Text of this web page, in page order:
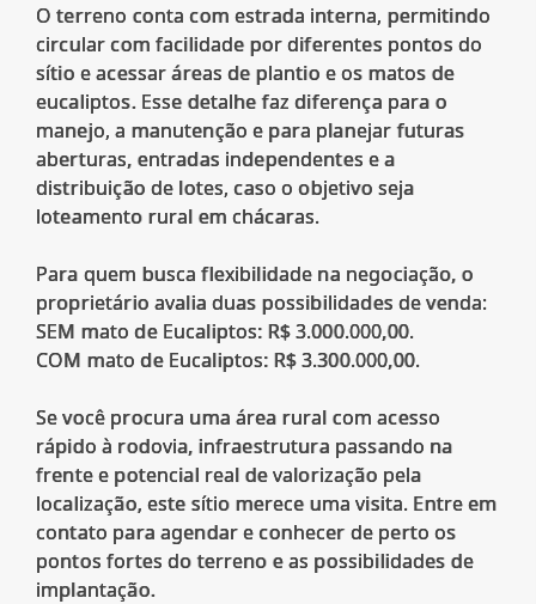
O terreno conta com estrada interna, permitindo
circular com facilidade por diferentes pontos do
sítio e acessar áreas de plantio e os matos de
eucaliptos. Esse detalhe faz diferença para o
manejo, a manutenção e para planejar futuras
aberturas, entradas independentes e a
distribuição de lotes, caso o objetivo seja
loteamento rural em chácaras.
Para quem busca flexibilidade na negociação, o
proprietário avalia duas possibilidades de venda:
SEM mato de Eucaliptos: R$ 3.000.000,00.
COM mato de Eucaliptos: R$ 3.300.000,00.
Se você procura uma área rural com acesso
rápido à rodovia, infraestrutura passando na
frente e potencial real de valorização pela
localização, este sítio merece uma visita. Entre em
contato para agendar e conhecer de perto os
pontos fortes do terreno e as possibilidades de
implantação.